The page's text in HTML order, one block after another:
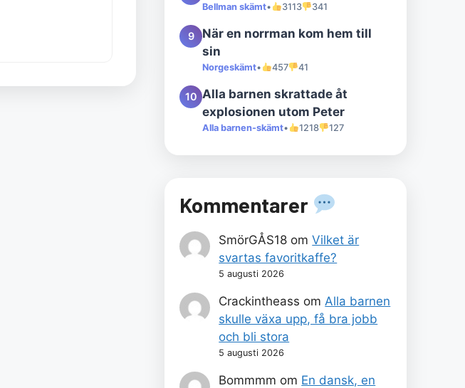
Bellman skämt• 3113 341
9
När en norrman kom hem till
sin
Norgeskämt• 457 41
10 Alla barnen skrattade åt
explosionen utom Peter
Alla barnen-skämt• 1218 127
Kommentarer
SmörGÅS18 omVilket är
svartas favoritkaffe?
5 augusti 2026
Crackintheass om Alla barnen
skulle växa upp, få bra jobb
och bli stora
5 augusti 2026
Bommmm om En dansk, en